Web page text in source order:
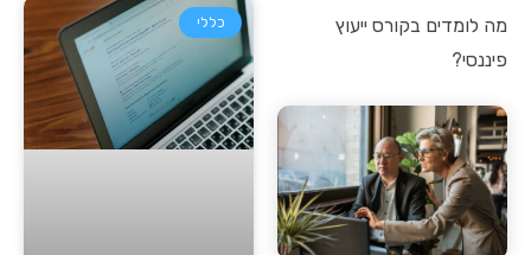
מה לומדים בקורס ייעוץ
פיננסי?
כללי